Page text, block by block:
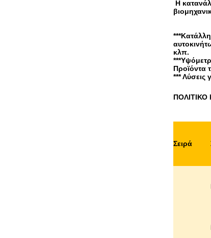
Η
κλπ.
Προϊόντα
*** Λύσεις
Σειρά